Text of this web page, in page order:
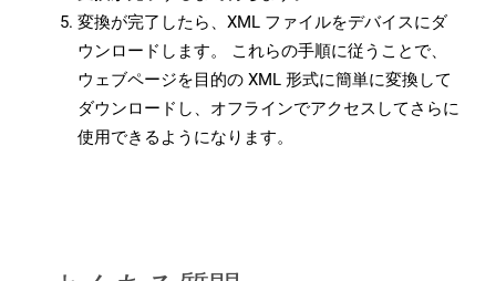
変換が完了したら、XML ファイルをデバイスにダ
ウンロードします。 これらの手順に従うことで、
ウェブページを目的の XML 形式に簡単に変換して
ダウンロードし、オフラインでアクセスしてさらに
使用できるようになります。